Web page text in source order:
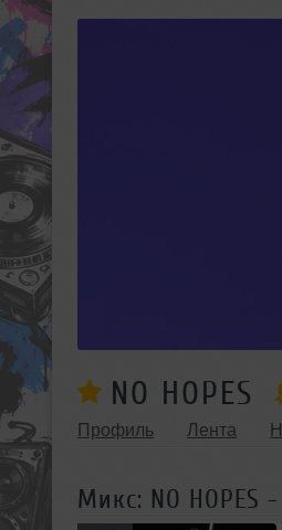
NO HOPES
Профиль Лента
Микс: NO HOPES